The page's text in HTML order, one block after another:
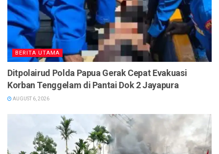
BERITA UTAMA
Ditpolairud Polda Papua Gerak Cepat Evakuasi
Korban Tenggelam di Pantai Dok 2 Jayapura
AUGUST 6, 2026